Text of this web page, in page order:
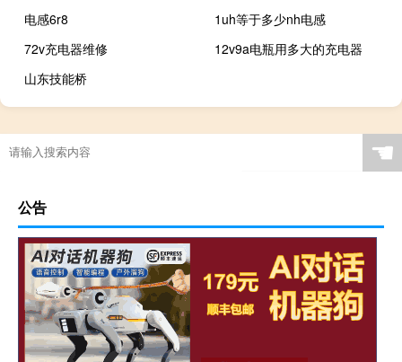
电感6r8
1uh等于多少nh电感
72v充电器维修
12v9a电瓶用多大的充电器
山东技能桥
☚
公告